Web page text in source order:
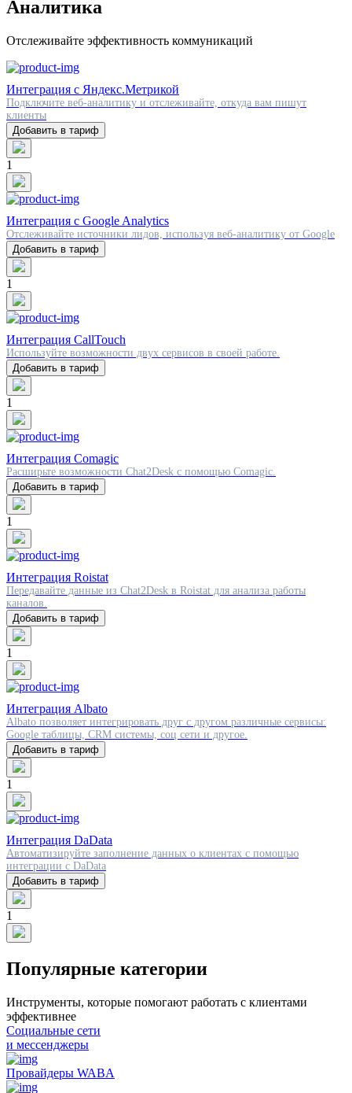
Аналитика
Отслеживайте эффективность коммуникаций
Интеграция с Яндекс.Метрикой
Подключите веб-аналитику и отслеживайте, откуда вам пишут
клиенты
Добавить в тариф
1
Интеграция с Google Analytics
Отслеживайте источники лидов, используя веб-аналитику от Google
Добавить в тариф
1
Интеграция CallTouch
Используйте возможности двух сервисов в своей работе.
Добавить в тариф
1
Интеграция Comagic
Расширьте возможности Chat2Desk c помощью Comagic.
Добавить в тариф
1
Интеграция Roistat
Передавайте данные из Chat2Desk в Roistat для анализа работы
каналов.
Добавить в тариф
1
Интеграция Albato
Albato позволяет интегрировать друг с другом различные сервисы:
Google таблицы, CRM системы, соц сети и другое.
Добавить в тариф
1
Интеграция DaData
Автоматизируйте заполнение данных о клиентах с помощью
интеграции c DaData
Добавить в тариф
1
Популярные категории
Инструменты, которые помогают работать с клиентами
эффективнее
Социальные сети
и мессенджеры
Провайдеры WABA